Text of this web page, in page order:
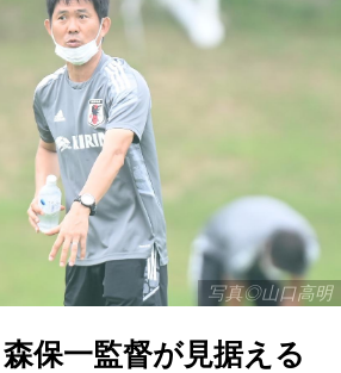
写真◎山口高明
森保一監督が見据える